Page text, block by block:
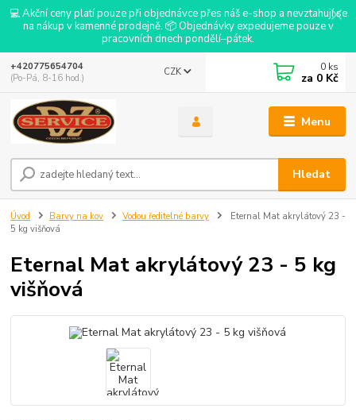
💻 Akční ceny platí pouze při objednávce přes náš e-shop a nevztahují se
na nákup v kamenné prodejně. 📦 Objednávky expedujeme pouze v
pracovních dnech pondělí–pátek.
Menu
CZK
Hledat
+420775654704
(Po-Pá, 8-16 hod.)
0 ks
za 0 Kč
Úvod Barvy na kov Vodou ředitelné barvy
Eternal Mat akrylátový 23 -
5 kg višňová
Eternal Mat akrylátový 23 - 5 kg
višňová